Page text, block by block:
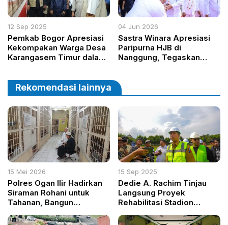
12 Sep 2025
Pemkab Bogor Apresiasi
Kekompakan Warga Desa
Karangasem Timur dalam
04 Jun 2026
Sastra Winara Apresiasi
Paripurna HJB di
Nanggung, Tegaskan
Rekomendasi lainnya
15 Mei 2026
Polres Ogan Ilir Hadirkan
Siraman Rohani untuk
Tahanan, Bangun
Baru
15 Sep 2025
Dedie A. Rachim Tinjau
Langsung Proyek
Rehabilitasi Stadion
Pastikan Prosedur dan